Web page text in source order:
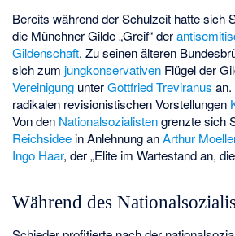
Bereits während der Schulzeit hatte sich
die Münchner Gilde „Greif“ der
Gildenschaft. Zu seinen älteren
sich zum jungkonservativen Flügel der
Vereinigung unterGottfried Treviranus
radikalen revisionistischen Vorstellungen
Von den Nationalsozialistengrenzte sich
Reichsidee in Anlehnung anArthur
Ingo Haar, der „Elite im Wartestand an,
Während des